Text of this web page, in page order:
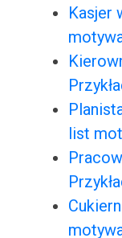
Kasjer
list